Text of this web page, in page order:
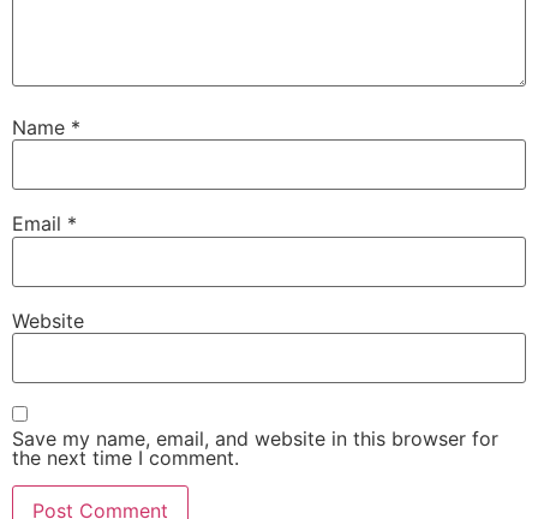
Name *
Email *
Website
Save my name, email, and website in this browser for
the next time I comment.